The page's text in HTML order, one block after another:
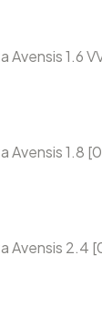
Avensis 1.6
Avensis 1.8
Avensis 2.4